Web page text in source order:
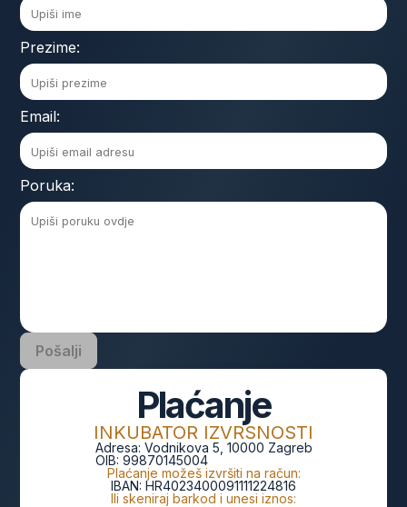
Prezime:
Email:
Poruka:
Pošalji
Plaćanje
INKUBATOR IZVRSNOSTI
Adresa: Vodnikova 5, 10000 Zagreb
OIB: 99870145004
Plaćanje možeš izvršiti na račun:
IBAN: HR4023400091111224816
Ili skeniraj barkod i unesi iznos: